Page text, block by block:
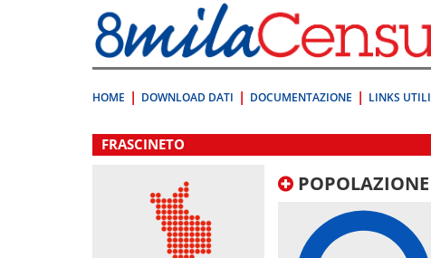
direttamente
a:
Contenuto
HOME DOWNLOAD DATI DOCUMENTAZIONE LINKS UTILI
.
FRASCINETO
POPOLAZIONE